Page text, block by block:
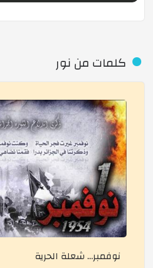
اليوم التوجيهي للسن
رحلة إلى معرض الكتاب
وقفة أول نوفمبر
وقفة تضامنية مع
معرض التخصصات
كلمات من نور
نوفمبر… شعلة الحرية